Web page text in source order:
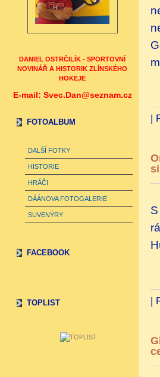
DANIEL OSTRČILÍK - SPORTOVNÍ
NOVINÁŘ A HISTORIK ZLÍNSKÉHO
HOKEJE
E-mail: Svec.Dan@seznam.cz
FOTOALBUM
DALŠÍ FOTKY
HISTORIE
HRÁČI
DÁÁNOVA FOTOGALERIE
SUVENÝRY
FACEBOOK
TOPLIST
|
|